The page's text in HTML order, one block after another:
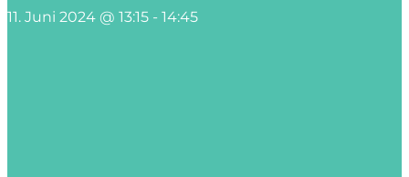
11. Juni 2024 @ 13:15 - 14:45